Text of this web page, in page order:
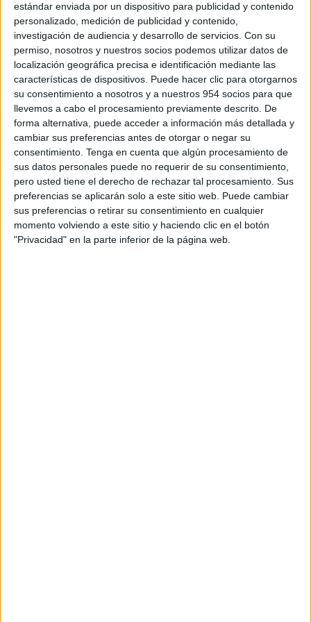
estándar enviada por un dispositivo para publicidad y contenido
personalizado, medición de publicidad y contenido,
investigación de audiencia y desarrollo de servicios. Con su
permiso, nosotros y nuestros socios podemos utilizar datos de
localización geográfica precisa e identificación mediante las
características de dispositivos. Puede hacer clic para otorgarnos
su consentimiento a nosotros y a nuestros 954 socios para que
llevemos a cabo el procesamiento previamente descrito. De
forma alternativa, puede acceder a información más detallada y
cambiar sus preferencias antes de otorgar o negar su
consentimiento. Tenga en cuenta que algún procesamiento de
sus datos personales puede no requerir de su consentimiento,
pero usted tiene el derecho de rechazar tal procesamiento. Sus
preferencias se aplicarán solo a este sitio web. Puede cambiar
sus preferencias o retirar su consentimiento en cualquier
momento volviendo a este sitio y haciendo clic en el botón
"Privacidad" en la parte inferior de la página web.
contrario te lo denegarán. También debes demostrar
capacidad de endeudamiento y solvencia
financiera, por lo que normalmente te pedirán las
últimas nóminas o una declaración de IVA si eres
autónomo. Por último, comprueba si te exigen la
contratación de algún otro producto para poder pedir el
préstamo (seguros de vida, etc.).
Tipos de prestamos
Podemos hablar de tres prestamos financieros que
ofrecen las diferentes entidades financieras: